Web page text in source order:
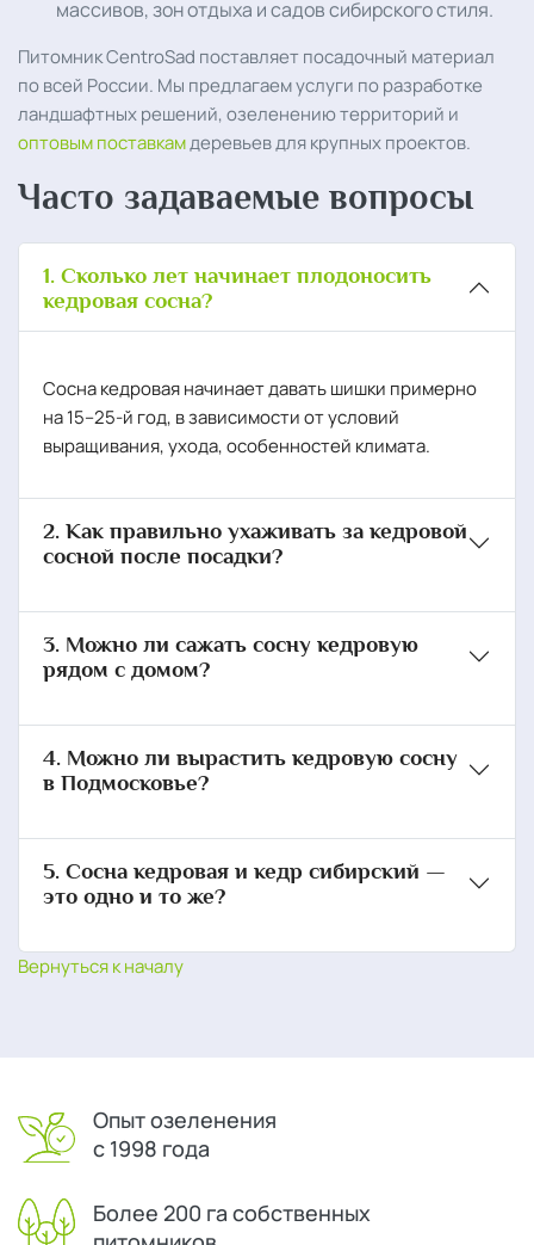
массивов, зон отдыха и садов сибирского стиля.
Питомник CentroSad поставляет посадочный материал
по всей России. Мы предлагаем услуги по разработке
ландшафтных решений, озеленению территорий и
оптовым поставкамдеревьев для крупных проектов.
Часто задаваемые вопросы
1. Сколько лет начинает плодоносить
кедровая сосна?
Сосна кедровая начинает давать шишки примерно
на 15–25-й год, в зависимости от условий
выращивания, ухода, особенностей климата.
2. Как правильно ухаживать за кедровой
сосной после посадки?
3. Можно ли сажать сосну кедровую
рядом с домом?
4. Можно ли вырастить кедровую сосну
в Подмосковье?
5. Сосна кедровая и кедр сибирский —
это одно и то же?
Вернуться к началу
Опыт озеленения
с 1998 года
Более 200 га собственных